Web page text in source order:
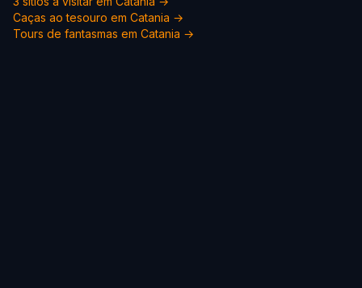
Caças ao tesouro em Catania →
Tours de fantasmas em Catania →